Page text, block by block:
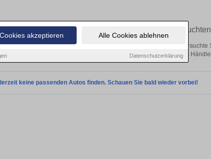
akzeptieren Alle Cookies ablehnen
Datenschutzerklärung
Finden Sie in Breckerfeld Ihren
einen Opel Signum Gebrauchtwagen? Entdecken Sie
Preisklassen von privat und vom
keine passenden Autos finden. Schauen Sie bald wieder vorbei!